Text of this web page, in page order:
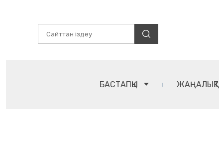
БАСТАПҚЫ